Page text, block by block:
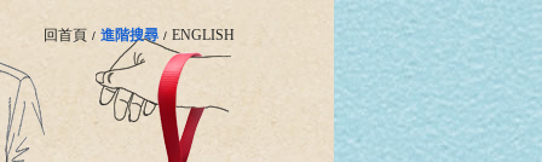
回首頁 / 進階搜尋 / ENGLISH